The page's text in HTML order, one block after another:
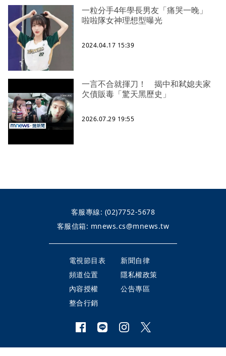
一粒分手4年學長男友「痛哭一晚」
啦啦隊女神理想型曝光
2024.04.17 15:39
一言不合就揮刀！ 揭中和弒媳夫家
欠債販毒「驚天黑歷史」
2026.07.29 19:55
客服專線: (02)7752-5678
客服信箱: mnews.cs@mnews.tw
電視節目表
新聞自律
頻道位置
隱私權政策
內容授權
公告專區
整合行銷